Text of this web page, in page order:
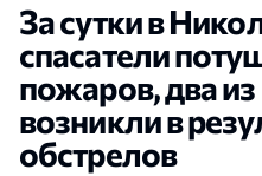
За сутки в
спасатели
пожаров, два
возникли в
обстрелов